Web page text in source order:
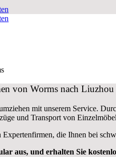
von Worms nach Liuzhou
mit unserem Service.
und Transport von
Expertenfirmen, die Ihnen bei
aus, und erhalten Sie